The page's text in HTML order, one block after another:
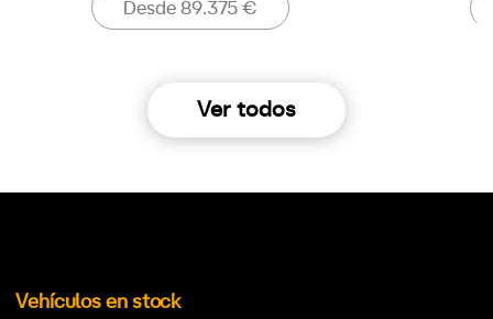
Desde 89.375 €
Ver todos
Vehículos en stock